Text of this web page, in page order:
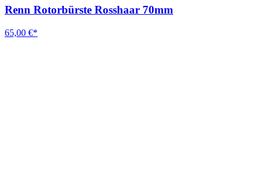
Renn Rotorbürste Rosshaar 70mm
65,00 €*